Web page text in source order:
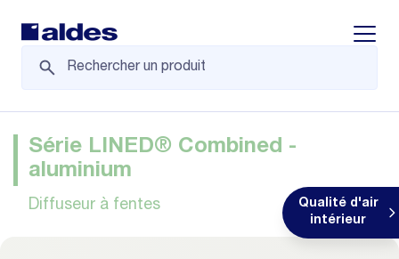
Qualité d'air
intérieur
Série LINED® Combined -
aluminium
Diffuseur à fentes